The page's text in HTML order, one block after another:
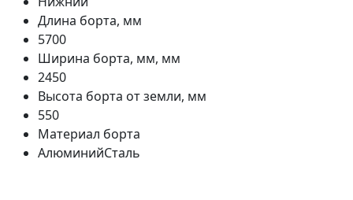
Длина борта, мм
5700
Ширина борта, мм, мм
2450
Высота борта от земли, мм
550
Материал борта
АлюминийСталь